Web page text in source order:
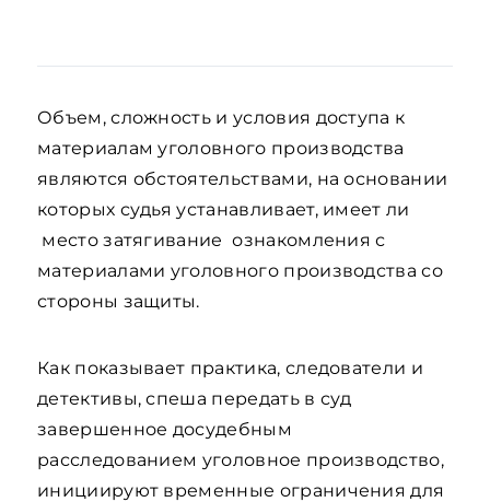
Объем, сложность и условия доступа к
материалам уголовного производства
являются обстоятельствами, на основании
которых судья устанавливает, имеет ли
место затягивание ознакомления с
материалами уголовного производства со
стороны защиты.
Как показывает практика, следователи и
детективы, спеша передать в суд
завершенное досудебным
расследованием уголовное производство,
инициируют временные ограничения для